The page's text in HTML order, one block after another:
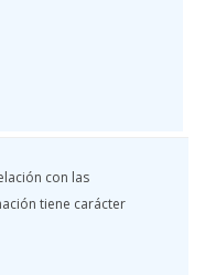
con las
tiene carácter